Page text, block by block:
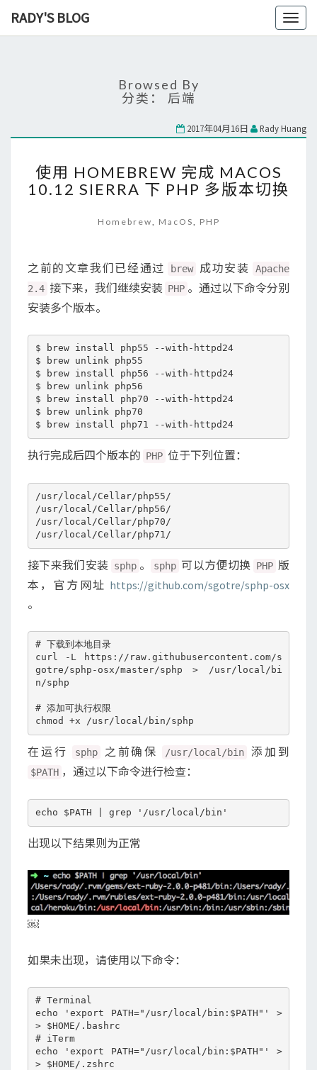
RADY'S BLOG
Browsed By
分类： 后端
2017年04月16日 Rady Huang
用
HOMEBREW
成
SIERRA
下
PHP
本
换
使用 HOMEBREW 完成 MACOS
10.12 SIERRA 下 PHP 多版本切换
Homebrew MacOS PHP
之前的文章我们已经通过 brew 成功安装
Apache
2.4 接下来，我们继续安装 PHP 。通过以下命令分别
安装多个版本。
$ brew install php55 --with-httpd24
$ brew unlink php55
$ brew install php56 --with-httpd24
$ brew unlink php56
$ brew install php70 --with-httpd24
$ brew unlink php70
$ brew install php71 --with-httpd24
执行完成后四个版本的 PHP 位于下列位置：
/usr/local/Cellar/php55/
/usr/local/Cellar/php56/
/usr/local/Cellar/php70/
接下来我们安装 sphp 。 sphp 可以方便切换 PHP 版
本，官方网址 https://github.com/sgotre/sphp-osx
。
# 下载到本地目录
curl -L https://raw.githubusercontent.com/s
gotre/sphp-osx/master/sphp > /usr/local/bi
n/sphp
# 添加可执行权限
在运行 sphp 之前确保 /usr/local/bin 添加到
$PATH ，通过以下命令进行检查：
出现以下结果则为正常
￼
如果未出现，请使用以下命令：
# Terminal
echo 'export PATH="/usr/local/bin:$PATH"' >
> $HOME/.bashrc
# iTerm
echo 'export PATH="/usr/local/bin:$PATH"' >